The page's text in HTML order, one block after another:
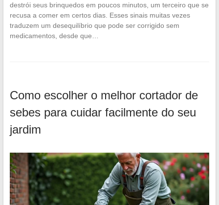
destrói seus brinquedos em poucos minutos, um terceiro que se
recusa a comer em certos dias. Esses sinais muitas vezes
traduzem um desequilíbrio que pode ser corrigido sem
medicamentos, desde que…
Como escolher o melhor cortador de
sebes para cuidar facilmente do seu
jardim